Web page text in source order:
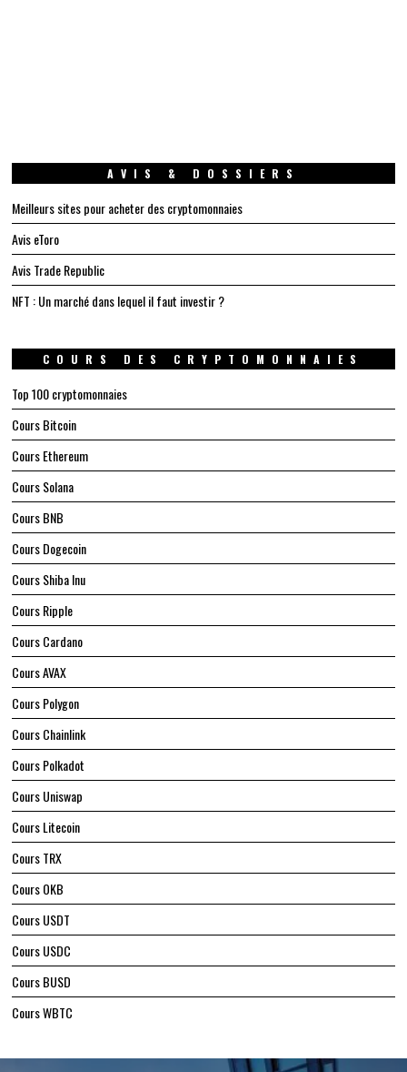
AVIS & DOSSIERS
Meilleurs sites pour acheter des cryptomonnaies
Avis Trade Republic
COURS DES CRYPTOMONNAIES
Top 100 cryptomonnaies
Cours Bitcoin
Cours Ethereum
Cours Solana
Cours BNB
Cours Dogecoin
Cours Shiba Inu
Cours Ripple
Cours Cardano
Cours AVAX
Cours Polygon
Cours Chainlink
Cours Polkadot
Cours Uniswap
Cours Litecoin
Cours TRX
Cours OKB
Cours USDT
Cours BUSD